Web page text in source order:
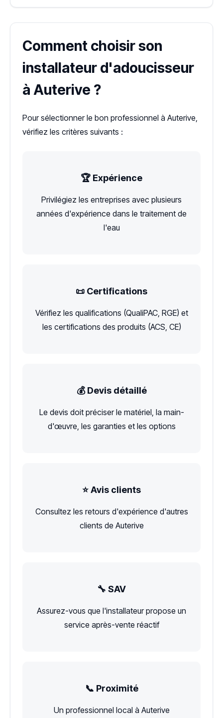
Comment choisir son
installateur d'adoucisseur
à Auterive ?
Pour sélectionner le bon professionnel à Auterive,
vérifiez les critères suivants :
🏆 Expérience
Privilégiez les entreprises avec plusieurs
années d'expérience dans le traitement de
l'eau
📜 Certifications
Vérifiez les qualifications (QualiPAC, RGE) et
les certifications des produits (ACS, CE)
💰 Devis détaillé
Le devis doit préciser le matériel, la main-
d'œuvre, les garanties et les options
⭐ Avis clients
Consultez les retours d'expérience d'autres
clients de Auterive
🔧 SAV
Assurez-vous que l'installateur propose un
service après-vente réactif
📞 Proximité
Un professionnel local à Auterive